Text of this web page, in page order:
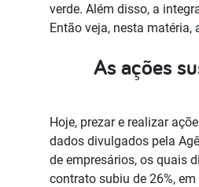
verde. Além disso, a
Então veja, nesta
As ações
Hoje, prezar e realizar
dados divulgados pela
de empresários, os quais
contrato subiu de 26%,